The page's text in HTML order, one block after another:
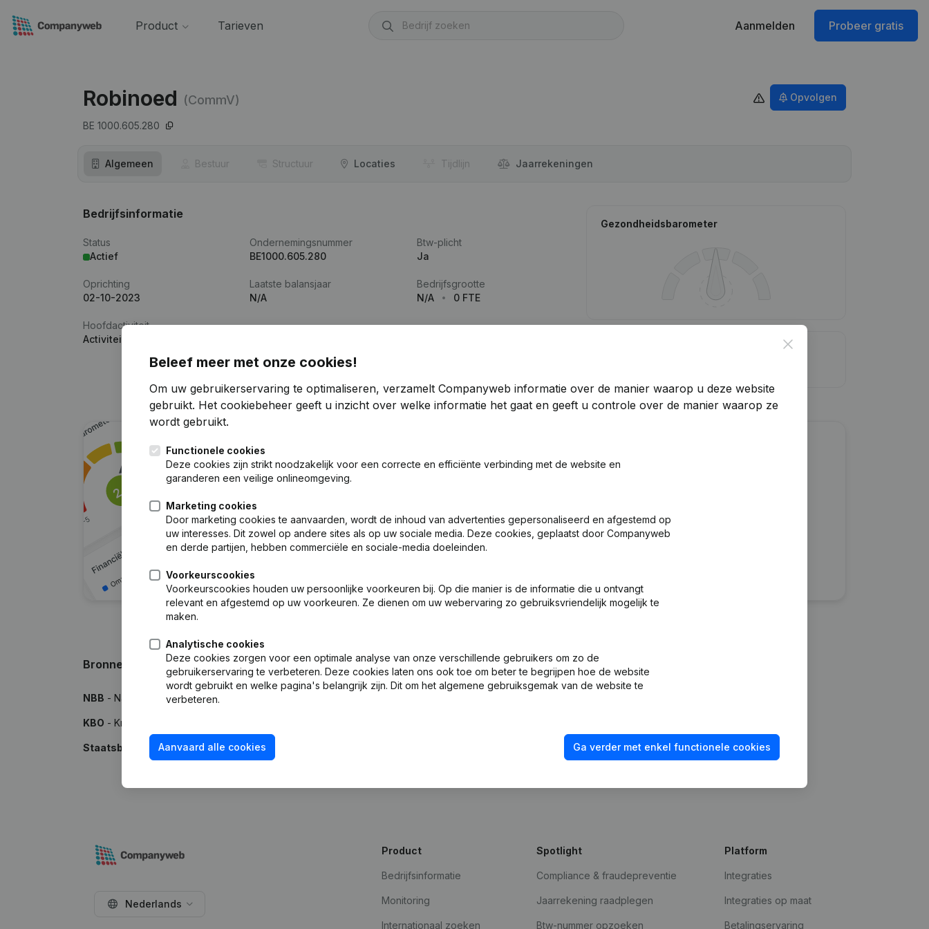
Product Tarieven Aanmelden Probeer gratis
Robinoed (CommV)
BE 1000.605.280
Opvolgen
Algemeen Bestuur Structuur Locaties Tijdlijn Jaar­rekeningen
Bedrijfsinformatie
Status
Actief
Ondernemingsnummer
BE1000.605.280
Btw-plicht
Ja
Oprichting
02-10-2023
Laatste balansjaar
N/A
Bedrijfsgrootte
N/A
0 FTE
Hoofdactiviteit
Activiteiten op het gebied van psychologie
Gezondheidsbarometer
Krijg updates van belangrijke ontwikkelingen
Probeer gratis Meer ontdekken
Bronnen
NBB - Nationale Bank van België
KBO - Kruispuntbank van Ondernemingen
Staatsblad - Publicaties in het Belgisch Staatsblad
Close
Beleef meer met onze cookies!
Om uw gebruikerservaring te optimaliseren, verzamelt Companyweb informatie over de manier waarop u deze website
gebruikt. Het cookiebeheer geeft u inzicht over welke informatie het gaat en geeft u controle over de manier waarop ze
wordt gebruikt.
Functionele cookies
Deze cookies zijn strikt noodzakelijk voor een correcte en efficiënte verbinding met de website en
garanderen een veilige onlineomgeving.
Marketing cookies
Door marketing cookies te aanvaarden, wordt de inhoud van advertenties gepersonaliseerd en afgestemd op
uw interesses. Dit zowel op andere sites als op uw sociale media. Deze cookies, geplaatst door Companyweb
en derde partijen, hebben commerciële en sociale-media doeleinden.
Voorkeurscookies
Voorkeurscookies houden uw persoonlijke voorkeuren bij. Op die manier is de informatie die u ontvangt
relevant en afgestemd op uw voorkeuren. Ze dienen om uw webervaring zo gebruiksvriendelijk mogelijk te
maken.
Analytische cookies
Deze cookies zorgen voor een optimale analyse van onze verschillende gebruikers om zo de
gebruikerservaring te verbeteren. Deze cookies laten ons ook toe om beter te begrijpen hoe de website
wordt gebruikt en welke pagina's belangrijk zijn. Dit om het algemene gebruiksgemak van de website te
verbeteren.
Aanvaard alle cookies Ga verder met enkel functionele cookies
Nederlands
Product
Bedrijfsinformatie
Monitoring
Internationaal zoeken
Spotlight
Compliance & fraudepreventie
Jaarrekening raadplegen
Btw-nummer opzoeken
Platform
Integraties
Integraties op maat
Betalingservaring